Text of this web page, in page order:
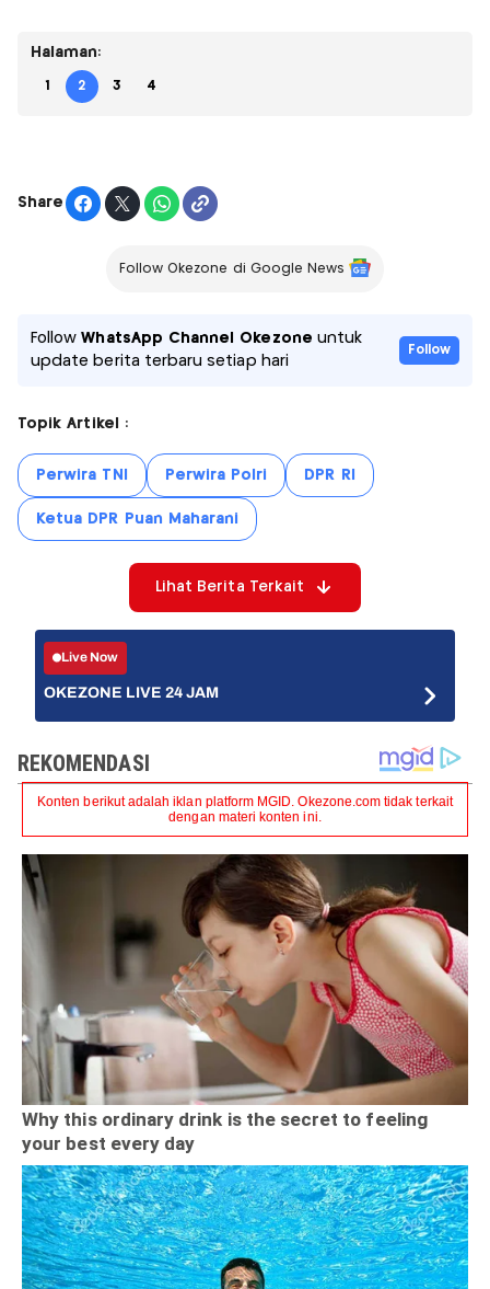
Halaman:
1 2 3 4
Share
Follow Okezone di Google News
FollowWhatsApp Channel Okezone untuk
update berita terbaru setiap hari
Follow
Topik Artikel :
Perwira TNI Perwira Polri DPR RI
Ketua DPR Puan Maharani
Lihat Berita Terkait
Live Now
OKEZONE LIVE 24 JAM